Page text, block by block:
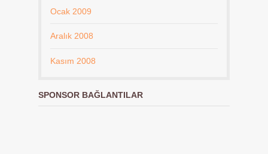
Ocak 2009
Aralık 2008
Kasım 2008
SPONSOR BAĞLANTILAR